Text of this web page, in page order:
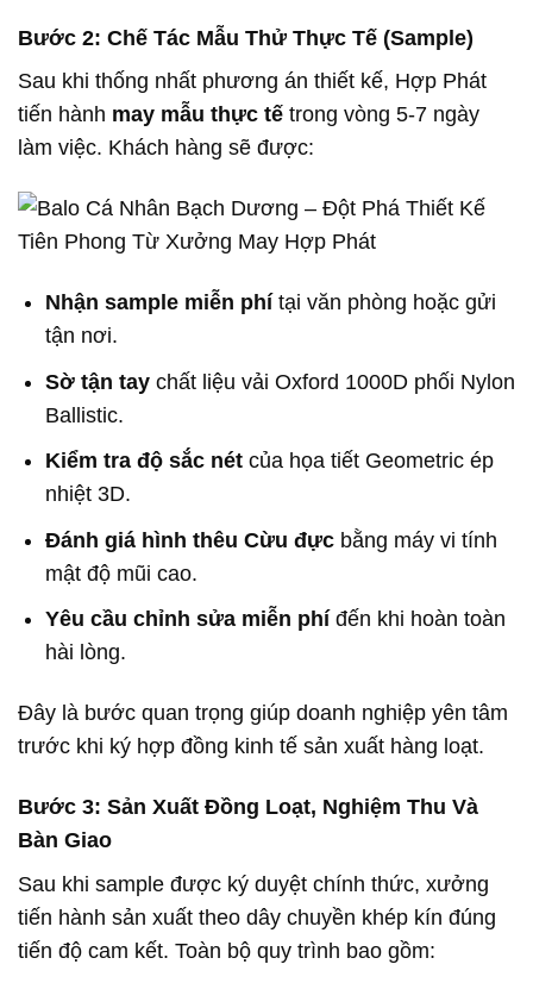
Bước 2: Chế Tác Mẫu Thử Thực Tế (Sample)
Sau khi thống nhất phương án thiết kế, Hợp Phát
tiến hành may mẫu thực tế trong vòng 5-7 ngày
làm việc. Khách hàng sẽ được:
Nhận sample miễn phítại văn phòng hoặc gửi
tận nơi.
Sờ tận taychất liệu vải Oxford 1000D phối Nylon
Ballistic.
Kiểm tra độ sắc nétcủa họa tiết Geometric ép
nhiệt 3D.
Đánh giá hình thêu Cừu đựcbằng máy vi tính
mật độ mũi cao.
Yêu cầu chỉnh sửa miễn phíđến khi hoàn toàn
hài lòng.
Đây là bước quan trọng giúp doanh nghiệp yên tâm
trước khi ký hợp đồng kinh tế sản xuất hàng loạt.
Bước 3: Sản Xuất Đồng Loạt, Nghiệm Thu Và
Bàn Giao
Sau khi sample được ký duyệt chính thức, xưởng
tiến hành sản xuất theo dây chuyền khép kín đúng
tiến độ cam kết. Toàn bộ quy trình bao gồm: